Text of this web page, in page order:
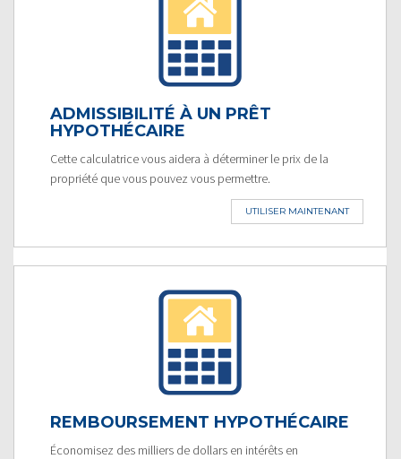
ADMISSIBILITÉ À UN PRÊT
HYPOTHÉCAIRE
Cette calculatrice vous aidera à déterminer le prix de la
propriété que vous pouvez vous permettre.
UTILISER MAINTENANT
REMBOURSEMENT HYPOTHÉCAIRE
Économisez des milliers de dollars en intérêts en